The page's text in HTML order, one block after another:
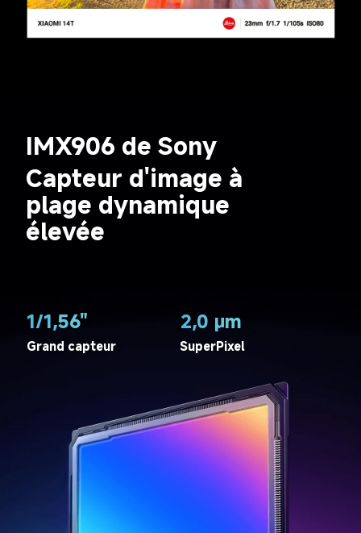
IMX906 de Sony
Capteur d'image à
plage dynamique
élevée
1/1,56"
Grand capteur
2,0 μm
SuperPixel